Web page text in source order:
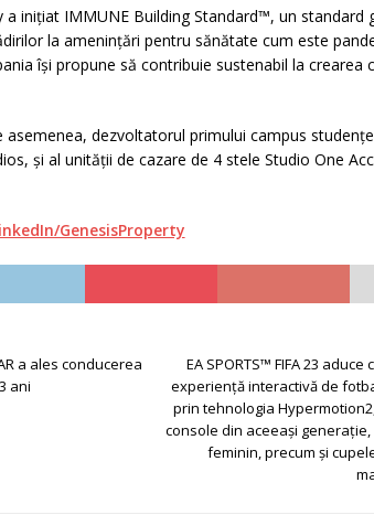
a inițiat IMMUNE Building Standard™, un standard
la amenințări pentru sănătate cum este
își propune să contribuie sustenabil la crearea
asemenea, dezvoltatorul primului campus
și al unității de cazare de 4 stele Studio One
GenesisProperty
a ales conducerea
ani
EA SPORTS™ FIFA 23
experiență interactivă de
prin tehnologia
console din aceeași
feminin, precum și